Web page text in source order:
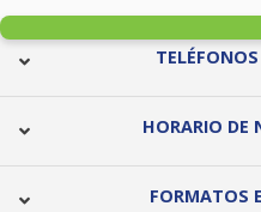
HORARIO DE
FORMATOS